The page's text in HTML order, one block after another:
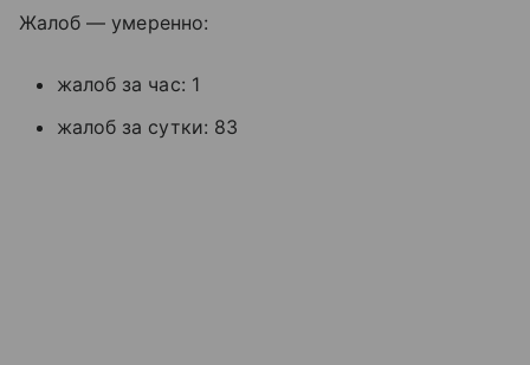
Жалоб — умеренно:
жалоб за час: 1
жалоб за сутки: 83